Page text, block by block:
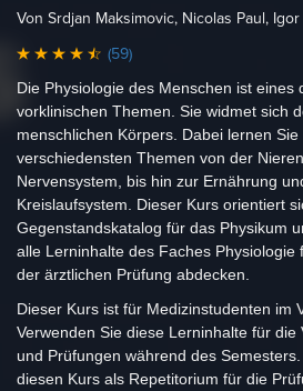
Von Srdjan Maksimovic, Nicolas Paul,
(59)
Die Physiologie des Menschen ist eines
vorklinischen Themen. Sie widmet sich
menschlichen Körpers. Dabei lernen
verschiedensten Themen von der
Nervensystem, bis hin zur Ernährung
Kreislaufsystem. Dieser Kurs orientiert
Gegenstandskatalog für das Physikum
alle Lerninhalte des Faches Physiologie
der ärztlichen Prüfung abdecken.
Dieser Kurs ist für Medizinstudenten im
Verwenden Sie diese Lerninhalte für die
und Prüfungen während des
diesen Kurs als Repetitorium für die